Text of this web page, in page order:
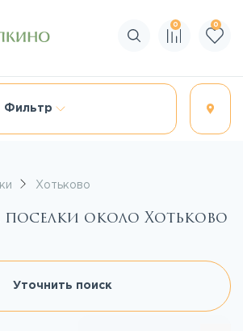
Поиск по сайту
0 0
Фильтр
Хотьково
около Хотьково
Уточнить поиск